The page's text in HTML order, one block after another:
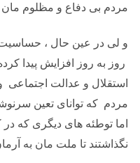
مردم بی دفاع و مظلوم مان
و لی در عین حال ، حساسیت
روز به روز افزایش پیدا
استقلال و عدالت اجتماعی
مردم که توانای تعین
اما توطئه های دیگری که
نگذاشتند تا ملت مان به